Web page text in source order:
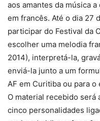
aos amantes da música
em francês. Até o dia 27
participar do Festival da
escolher uma melodia
2014), interpretá-la,
enviá-la junto a um
AF em Curitiba ou para
O material recebido será
cinco personalidades